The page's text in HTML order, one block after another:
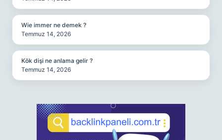
Wie immer ne demek ?
Temmuz 14, 2026
Kök dişi ne anlama gelir ?
Temmuz 14, 2026